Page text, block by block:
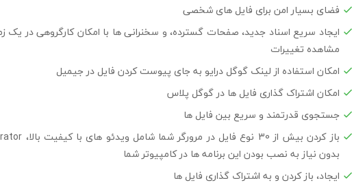
فضای بسیار امن برای فایل های شخصی
ایجاد سریع اسناد جدید، صفحات گسترده، و سخنرانی ها با امکان کارگروهی در
مشاهده تغییرات
امکان استفاده از لینک گوگل درایو به جای پیوست کردن فایل در جیمیل
امکان اشتراک گذاری فایل ها در گوگل پلاس
جستجوی قدرتمند و سریع بین فایل ها
بدون نیاز به نصب بودن این برنامه ها در کامپیوتر شما
ایجاد، باز کردن و به اشتراک گذاری فایل ها